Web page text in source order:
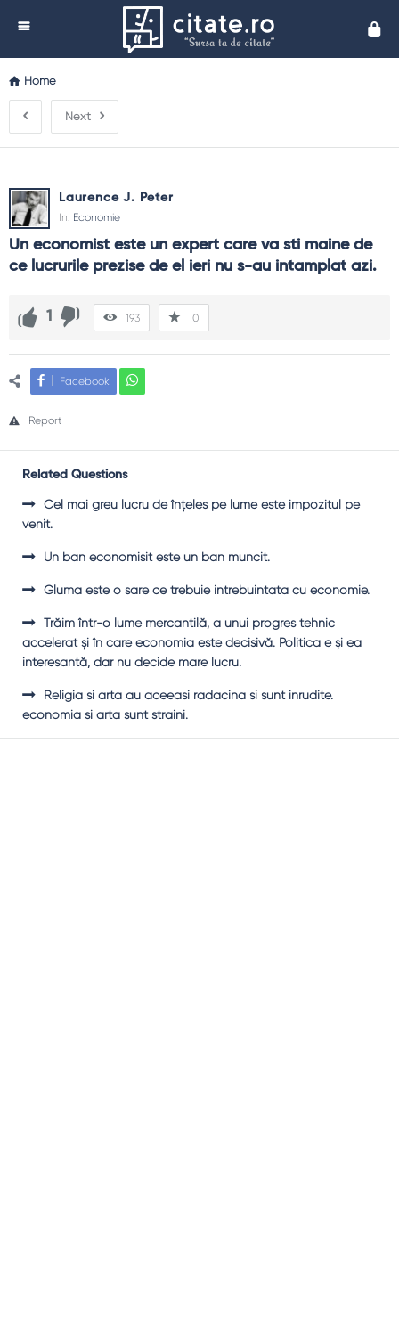
Home
Next
Laurence J. Peter
In: Economie
Un economist este un expert care va sti maine de
ce lucrurile prezise de el ieri nu s-au intamplat azi.
1 193 0
Facebook
Report
Related Questions
Cel mai greu lucru de înţeles pe lume este impozitul pe
venit.
Un ban economisit este un ban muncit.
Gluma este o sare ce trebuie intrebuintata cu economie.
Trăim într-o lume mercantilă, a unui progres tehnic
accelerat şi în care economia este decisivă. Politica e şi ea
interesantă, dar nu decide mare lucru.
Religia si arta au aceeasi radacina si sunt inrudite.
economia si arta sunt straini.